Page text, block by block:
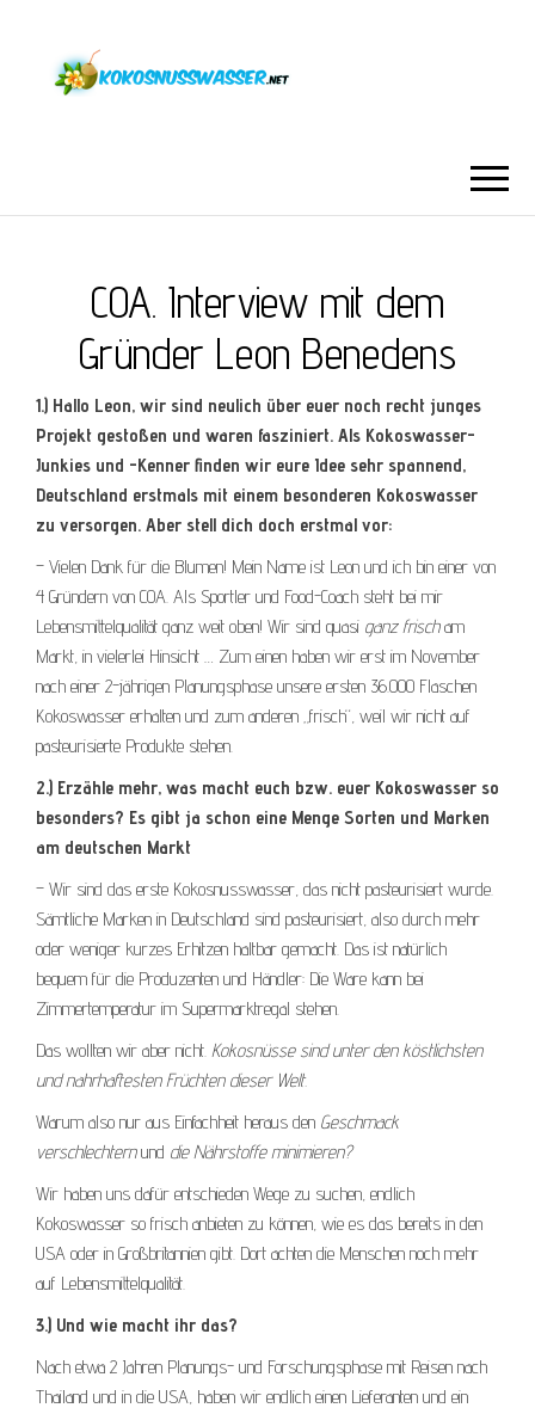
COA. Interview mit dem
Gründer Leon Benedens
1.) Hallo Leon, wir sind neulich über euer noch recht junges
Projekt gestoßen und waren fasziniert. Als Kokoswasser-
Junkies und -Kenner finden wir eure Idee sehr spannend,
Deutschland erstmals mit einem besonderen Kokoswasser
zu versorgen. Aber stell dich doch erstmal vor:
– Vielen Dank für die Blumen! Mein Name ist Leon und ich bin einer von
4 Gründern von COA. Als Sportler und Food-Coach steht bei mir
Lebensmittelqualität ganz weit oben! Wir sind quasi ganz frischam
Markt, in vielerlei Hinsicht … Zum einen haben wir erst im November
nach einer 2-jährigen Planungsphase unsere ersten 36.000 Flaschen
Kokoswasser erhalten und zum anderen „frisch“, weil wir nicht auf
pasteurisierte Produkte stehen.
2.) Erzähle mehr, was macht euch bzw. euer Kokoswasser so
besonders? Es gibt ja schon eine Menge Sorten und Marken
am deutschen Markt
– Wir sind das erste Kokosnusswasser, das nicht pasteurisiert wurde.
Sämtliche Marken in Deutschland sind pasteurisiert, also durch mehr
oder weniger kurzes Erhitzen haltbar gemacht. Das ist natürlich
bequem für die Produzenten und Händler: Die Ware kann bei
Zimmertemperatur im Supermarktregal stehen.
Das wollten wir aber nicht. Kokosnüsse sind unter den köstlichsten
und nahrhaftesten Früchten dieser Welt.
Warum also nur aus Einfachheit heraus den Geschmack
verschlechternund die Nährstoffe minimieren?
Wir haben uns dafür entschieden Wege zu suchen, endlich
Kokoswasser so frisch anbieten zu können, wie es das bereits in den
USA oder in Großbritannien gibt. Dort achten die Menschen noch mehr
auf Lebensmittelqualität.
3.) Und wie macht ihr das?
Nach etwa 2 Jahren Planungs- und Forschungsphase mit Reisen nach
Thailand und in die USA, haben wir endlich einen Lieferanten und ein